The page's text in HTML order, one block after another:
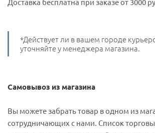
*Действует ли в вашем городе
уточняйте у менеджера магазина.
Самовывоз из магазина
Вы можете забрать товар в одном из
сотрудничающих с нами. Список